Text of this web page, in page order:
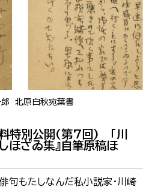
郎 北原白秋宛葉書
特別公開(第7回) 「川
ほざゐ集』自筆原稿ほ
句もたしなんだ私小説家・川崎